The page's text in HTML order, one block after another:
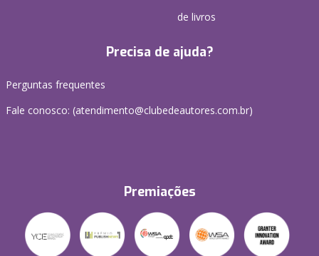
de livros
Precisa de ajuda?
Perguntas frequentes
Fale conosco: (atendimento@clubedeautores.com.br)
Premiações